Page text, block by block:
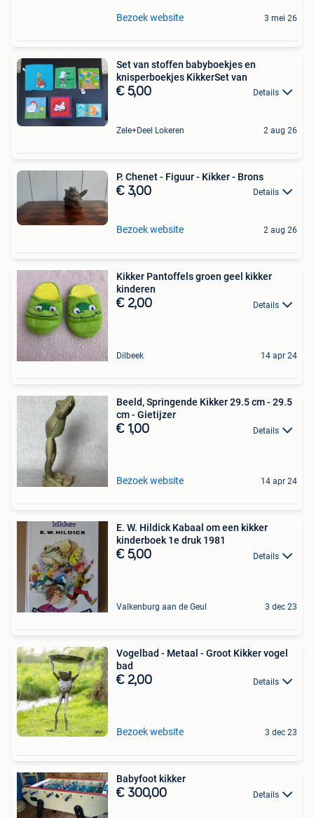
Bezoek website 3 mei 26
Set van stoffen babyboekjes en
knisperboekjes KikkerSet van
€ 5,00 Details
Zele+Deel Lokeren 2 aug 26
P. Chenet - Figuur - Kikker - Brons
€ 3,00 Details
Bezoek website 2 aug 26
Kikker Pantoffels groen geel kikker
kinderen
€ 2,00 Details
Dilbeek 14 apr 24
Beeld, Springende Kikker 29.5 cm - 29.5
cm - Gietijzer
€ 1,00 Details
Bezoek website 14 apr 24
E. W. Hildick Kabaal om een kikker
kinderboek 1e druk 1981
€ 5,00 Details
Valkenburg aan de Geul 3 dec 23
Vogelbad - Metaal - Groot Kikker vogel
bad
€ 2,00 Details
Bezoek website 3 dec 23
Babyfoot kikker
€ 300,00 Details